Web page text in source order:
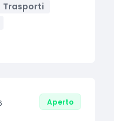
Trasporti
Aperto